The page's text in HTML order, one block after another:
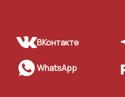
ВКонтакте
WhatsApp